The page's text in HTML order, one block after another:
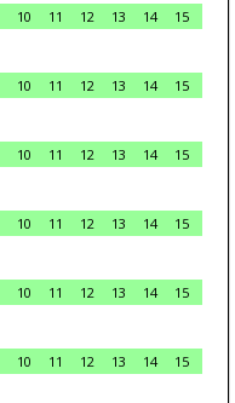
10 11 12 13 14
15
10 11 12 13 14
15
10 11 12 13 14
15
10 11 12 13 14
15
10 11 12 13 14
15
10 11 12 13 14
15